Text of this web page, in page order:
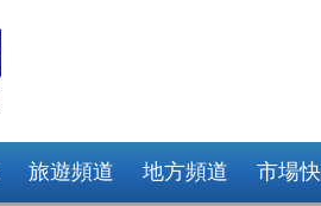
旅遊頻道 地方頻道 市場